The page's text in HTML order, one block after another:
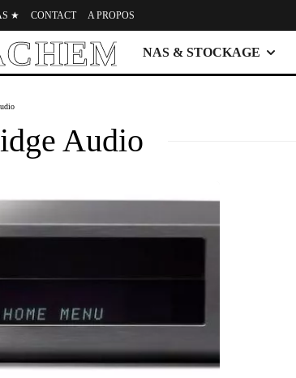
★ CONTACT A PROPOS
NAS & STOCKAGE
Audio